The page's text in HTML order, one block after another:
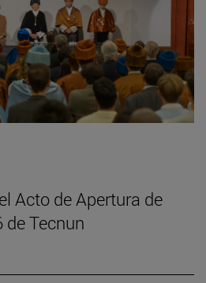
Acto de Apertura de
de Tecnun